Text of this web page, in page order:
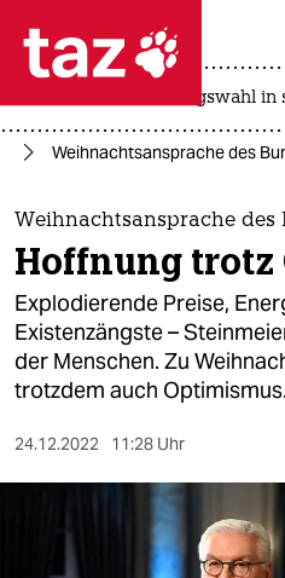
 taz zahl
taz zahl ich
themen
politik
öko
gesellschaft
kultur
sport
berlin
landtagswahl in
Weihnachtsansprache des
Weihnachtsansprache des
Hoffnung trotz
Explodierende Preise,
Existenzängste –
der Menschen. Zu
trotzdem auch Optimismus.
24.12.2022 11:28 Uhr